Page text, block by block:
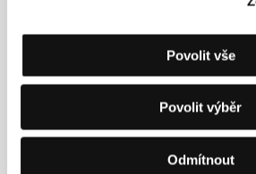
Povolit vše
Povolit výběr
Odmítnout
Režie: Jan-Eric Mack / Švýcarsko,
Sobota 4. 7. / 19:30 Velký sál